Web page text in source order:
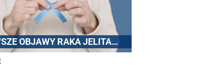
OBJAWY RAKA JELITA